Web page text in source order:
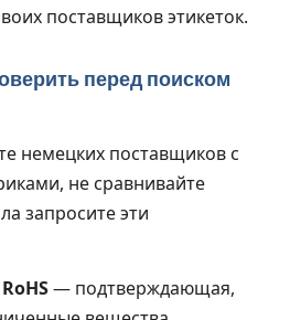
поставщиков этикеток.
перед поиском
немецких поставщиков с
не сравнивайте
запросите эти
— подтверждающая,